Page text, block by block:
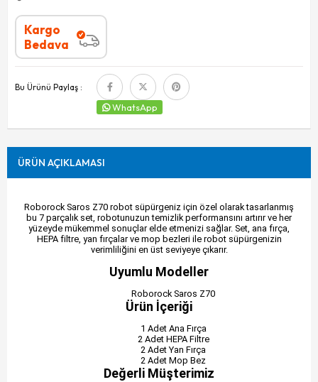
Kargo
Bedava
Bu Ürünü Paylaş :
WhatsApp
ÜRÜN AÇIKLAMASI
Roborock Saros Z70 robot süpürgeniz için özel olarak tasarlanmış
bu 7 parçalık set, robotunuzun temizlik performansını artırır ve her
yüzeyde mükemmel sonuçlar elde etmenizi sağlar. Set, ana fırça,
HEPA filtre, yan fırçalar ve mop bezleri ile robot süpürgenizin
verimliliğini en üst seviyeye çıkarır.
Uyumlu Modeller
Roborock Saros Z70
Ürün İçeriği
1 Adet Ana Fırça
2 Adet HEPA Filtre
2 Adet Yan Fırça
2 Adet Mop Bez
Değerli Müşterimiz